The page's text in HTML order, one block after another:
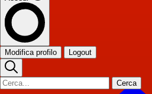
Modifica profilo Logout
Cerca